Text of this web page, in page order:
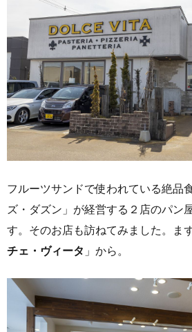
フルーツサンドで使われている絶品
ズ・ダズン」が経営する２店のパン
す。そのお店も訪ねてみました。ま
チェ・ヴィータ 」から。